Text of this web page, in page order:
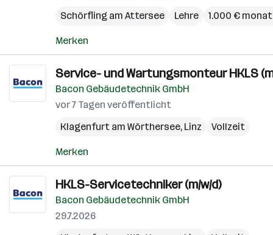
Schörfling am Attersee
Lehre 1.000 €
Merken
Service- und Wartungsmonteur HKLS
Bacon Gebäudetechnik GmbH
vor 7 Tagen veröffentlicht
Klagenfurt am Wörthersee, Linz Vollzeit
Merken
HKLS-Servicetechniker (m/w/d)
Bacon Gebäudetechnik GmbH
29.7.2026